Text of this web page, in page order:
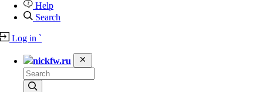
Help
Search
Log in `
nickfw.ru